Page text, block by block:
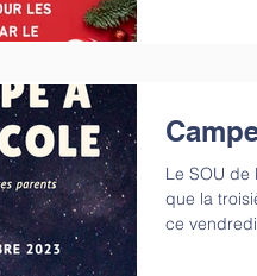
Le SOU de
que la
ce